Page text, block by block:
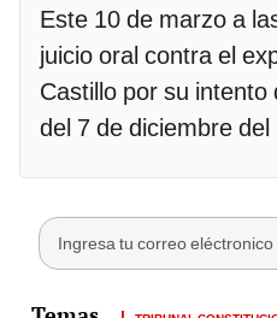
Este 10 de marzo a
juicio oral contra el
Castillo por su
del 7 de diciembre del